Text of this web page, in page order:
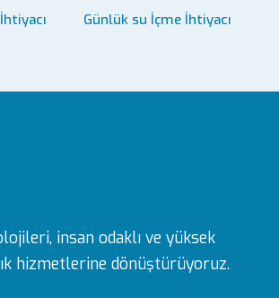
Günlük su İçme İhtiyacı
insan odaklı ve yüksek
hizmetlerine dönüştürüyoruz.